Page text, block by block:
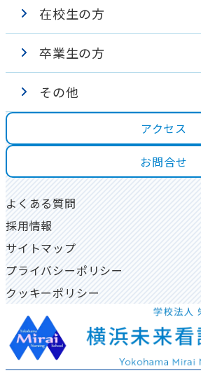
設置の趣旨・沿革
校章・校歌紹介
アクセス
学校評価
図書室
学校行事
出身校
在校生インタビュー
卒業生インタビュー
入試情報
WEB出願
学費・奨学金
ダブルスクール制度
国家試験対策
資格・進路
在校生の方
卒業生の方
各種証明書の発行について
同窓会について
その他
高校３年生の方へ
高校1・２年生の方へ
アクセス
お問合せ
よくある質問
採用情報
サイトマップ
プライバシーポリシー
クッキーポリシー